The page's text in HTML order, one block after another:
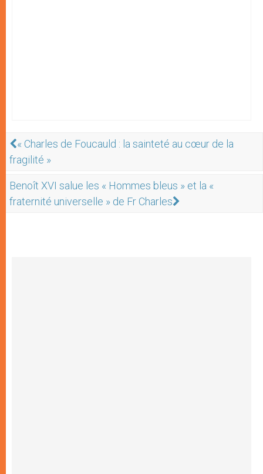
« Charles de Foucauld : la sainteté au cœur de la
fragilité »
Benoît XVI salue les « Hommes bleus » et la «
fraternité universelle » de Fr Charles